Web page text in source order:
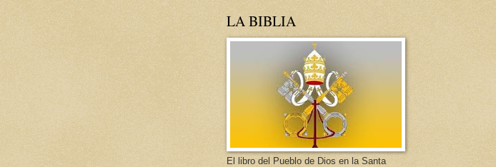
LA BIBLIA
El libro del Pueblo de Dios en la Santa